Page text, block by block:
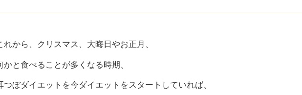
れから、クリスマス、大晦日やお正月、
かと食べることが多くなる時期、
つぼダイエットを今ダイエットをスタートしていれば、